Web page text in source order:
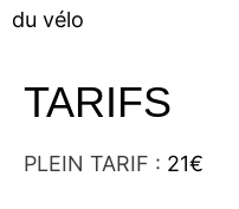
du vélo
TARIFS
PLEIN TARIF : 21€